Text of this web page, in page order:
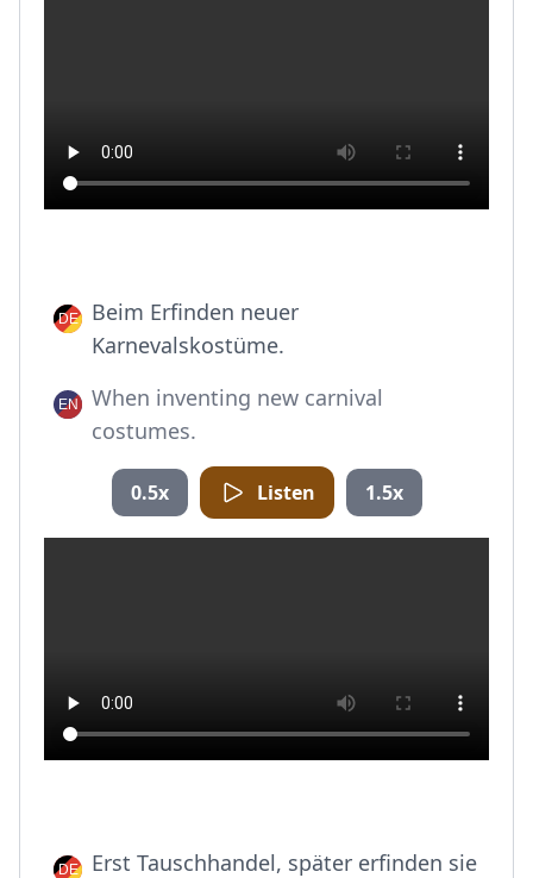
Beim Erfinden neuer
Karnevalskostüme.
When inventing new carnival
costumes.
0.5x Listen 1.5x
Erst Tauschhandel, später erfinden sie